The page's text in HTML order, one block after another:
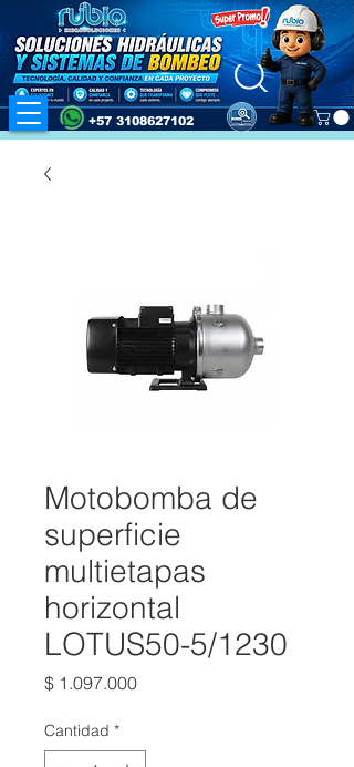
+57 3108627102
Motobomba de
superficie
multietapas
horizontal
LOTUS50-5/1230
$ 1.097.000Precio
Cantidad *